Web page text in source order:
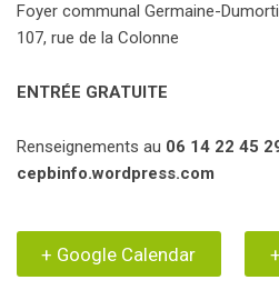
Foyer communal Germaine-
107, rue de la Colonne
ENTRÉE GRATUITE
Renseignements au 06 14 22 45
cepbinfo.wordpress.com
+ Google Calendar